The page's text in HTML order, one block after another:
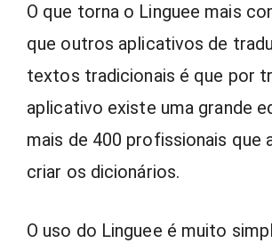
O que torna o Linguee mais
que outros aplicativos de
textos tradicionais é que por
aplicativo existe uma grande
mais de 400 profissionais que
criar os dicionários.
O uso do Linguee é muito